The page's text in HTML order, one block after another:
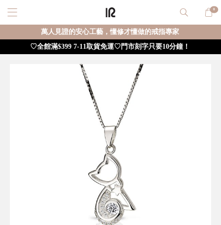
0
萬人見證的安心工藝，懂修才懂做的戒指專家
♡全館滿$399 7-11取貨免運♡門市刻字只要10分鐘！